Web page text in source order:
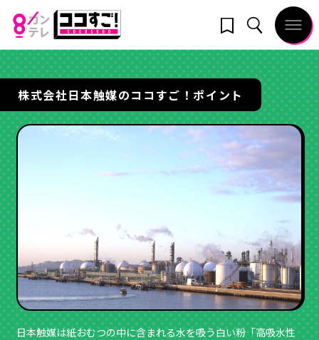
株式会社日本触媒のココすご！ポイント
日本触媒は紙おむつの中に含まれる水を吸う白い粉「高吸水性